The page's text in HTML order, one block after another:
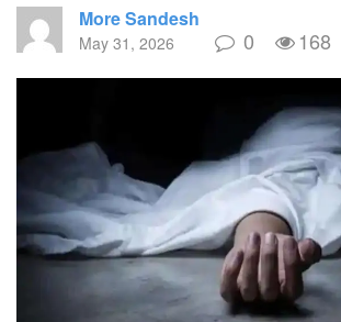
More Sandesh
May 31, 2026 0 168